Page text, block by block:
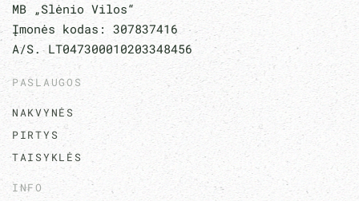
MB „Slėnio Vilos“
Įmonės kodas: 307837416
A/S. LT047300010203348456
PASLAUGOS
NAKVYNĖS
PIRTYS
TAISYKLĖS
INFO